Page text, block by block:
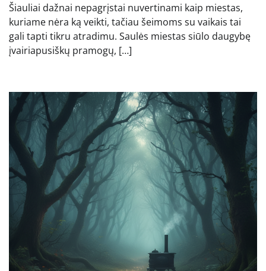
Šiauliai dažnai nepagrįstai nuvertinami kaip miestas,
kuriame nėra ką veikti, tačiau šeimoms su vaikais tai
gali tapti tikru atradimu. Saulės miestas siūlo daugybę
įvairiapusiškų pramogų, […]